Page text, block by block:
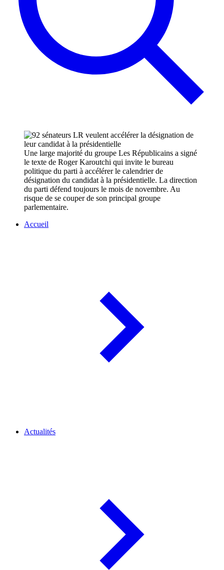
Une large majorité du groupe Les Républicains a signé
le texte de Roger Karoutchi qui invite le bureau
politique du parti à accélérer le calendrier de
désignation du candidat à la présidentielle. La direction
du parti défend toujours le mois de novembre. Au
risque de se couper de son principal groupe
parlementaire.
Accueil
Actualités